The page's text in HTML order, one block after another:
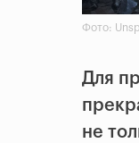
Фото:
Для
не